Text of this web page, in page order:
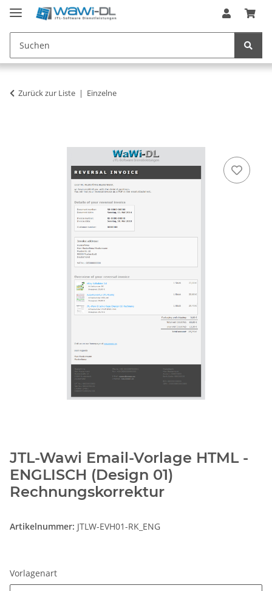
Zurück zur Liste Einzelne
JTL-Wawi Email-Vorlage HTML -
ENGLISCH (Design 01)
Rechnungskorrektur
Artikelnummer: JTLW-EVH01-RK_ENG
Vorlagenart